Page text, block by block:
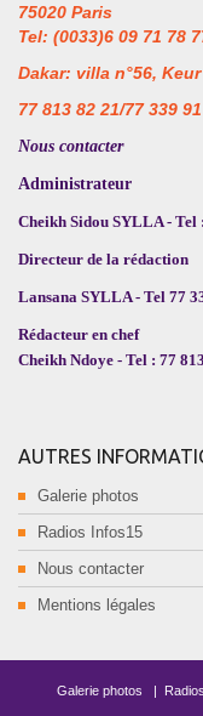
75020 Paris
Tel: (0033)6 09 71 78
Dakar: villa n°56,
77 813 82 21/77 339
Nous contacter
Administrateur
Cheikh Sidou SYLLA - Tel
Directeur de la rédaction
Lansana SYLLA - Tel 77
Rédacteur en chef
Cheikh Ndoye - Tel : 77
AUTRES
Galerie photos
Radios Infos15
Nous contacter
Mentions légales
Galerie photos